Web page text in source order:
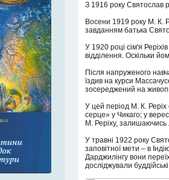
З 1916 року Святослав
Восени 1919 року М. К.
завданням батька
У 1920 році сім'я
відділення. Оскільки
Після напруженого
їздив на курси
зосереджений на
У цей період М. К. Реріх
серце» у Чикаго; у
М. Реріху,
У травні 1922 року
заповітної мети – в
Дарджилінгу вони
досліджували